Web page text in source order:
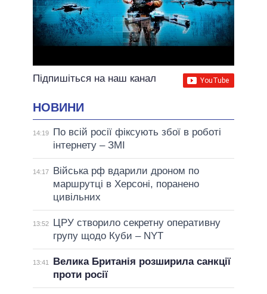
Підпишіться на наш канал
НОВИНИ
14:19
По всій росії фіксують збої в роботі
інтернету – ЗМІ
14:17
Війська рф вдарили дроном по
маршрутці в Херсоні, поранено
цивільних
13:52
ЦРУ створило секретну оперативну
групу щодо Куби – NYT
13:41
Велика Британія розширила санкції
проти росії